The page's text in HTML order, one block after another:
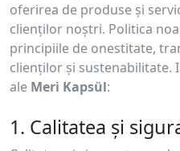
oferirea de produse și
clienților noștri. Politica
principiile de onestitate,
clienților și sustenabilitate.
ale Meri Kapsül:
1. Calitatea și